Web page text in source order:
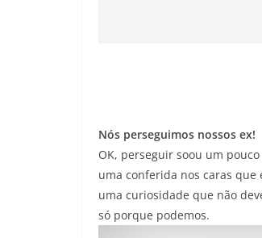
Nós perseguimos nossos ex!
OK, perseguir soou um
uma conferida nos caras que
uma curiosidade que não
só porque podemos.